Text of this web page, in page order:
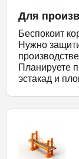
Для
Беспокоит
Нужно
Планируете
эстакад и